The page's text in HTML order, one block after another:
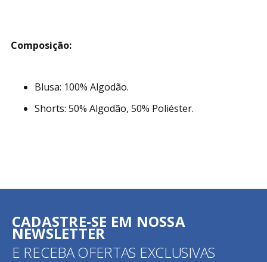
Composição:
Blusa: 100% Algodão.
Shorts: 50% Algodão, 50% Poliéster.
CADASTRE-SE EM NOSSA
NEWSLETTER
E RECEBA OFERTAS EXCLUSIVAS